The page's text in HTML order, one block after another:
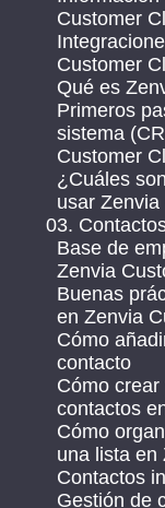
Customer
Customer
Qué es
Primeros
sistema
Customer
¿Cuáles
usar
03.
Base de
Zenvia
Buenas
en Zenvia
Cómo
contacto
Cómo
contactos
Cómo
una lista en
Contactos
Gestión de